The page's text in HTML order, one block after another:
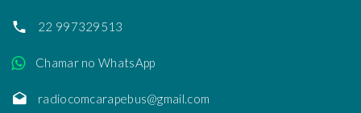
22 997329513
Chamar no WhatsApp
radiocomcarapebus@gmail.com